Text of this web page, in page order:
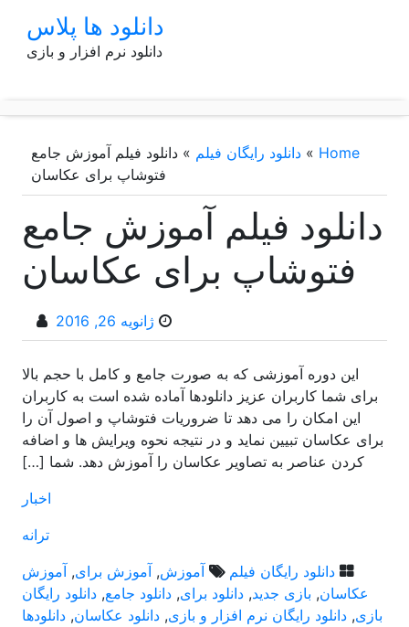
دانلود ها پلاس
دانلود نرم افزار و بازی
Home
»دانلود رایگان فیلم »دانلود فیلم آموزش جامع
فتوشاپ برای عکاسان
دانلود فیلم آموزش جامع
فتوشاپ برای عکاسان
ژانویه 26, 2016
این دوره آموزشی که به صورت جامع و کامل با حجم بالا
برای شما کاربران عزیز دانلودها آماده شده است به کاربران
این امکان را می دهد تا ضروریات فتوشاپ و اصول آن را
برای عکاسان تبیین نماید و در نتیجه نحوه ویرایش ها و اضافه
کردن عناصر به تصاویر عکاسان را آموزش دهد. شما […]
اخبار
ترانه
دانلود رایگان فیلم
آموزش, آموزش برای, آموزش
عکاسان, بازی جدید,دانلود برای,دانلود جامع,دانلود رایگان
بازی,دانلود رایگان نرم افزار و بازی,دانلود عکاسان,دانلودها